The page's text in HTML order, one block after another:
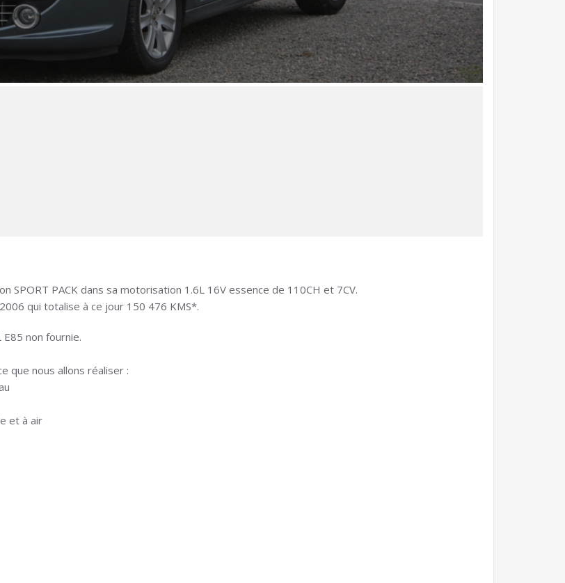
PACK dans sa motorisation 1.6L 16V essence de 110CH et 7CV.
qui totalise à ce jour 150 476 KMS*.
non fournie.
que nous allons réaliser :
et à air